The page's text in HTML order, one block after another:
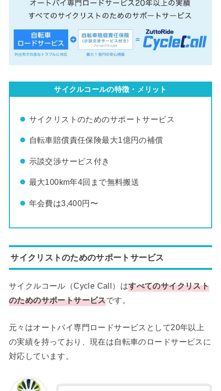
サイクルコールの特徴・メリット
サイクリストのためのサポートサービス
自転車賠償責任保険最大1億円の補償
示談交渉サービス付き
最大100km年4回まで無料搬送
年会費は3,400円〜
サイクリストのためのサポートサービス
サイクルコール（Cycle Call）はすべてのサイクリスト
のためのサポートサービスです。
元々はオートバイ専門ロードサービスとして20年以上
の実績を持っており、現在は自転車のロードサービスに
対応しています。